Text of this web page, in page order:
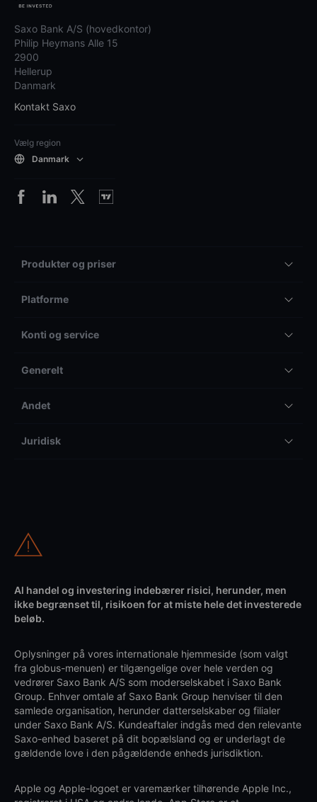
Saxo Bank A/S (hovedkontor)
Philip Heymans Alle 15
2900
Hellerup
Danmark
Kontakt Saxo
Vælg region
Danmark
Produkter og priser
Platforme
Konti og service
Generelt
Andet
Juridisk
Al handel og investering indebærer risici, herunder, men
ikke begrænset til, risikoen for at miste hele det investerede
beløb.
Oplysninger på vores internationale hjemmeside (som valgt
fra globus-menuen) er tilgængelige over hele verden og
vedrører Saxo Bank A/S som moderselskabet i Saxo Bank
Group. Enhver omtale af Saxo Bank Group henviser til den
samlede organisation, herunder datterselskaber og filialer
under Saxo Bank A/S. Kundeaftaler indgås med den relevante
Saxo-enhed baseret på dit bopælsland og er underlagt de
gældende love i den pågældende enheds jurisdiktion.
Apple og Apple-logoet er varemærker tilhørende Apple Inc.,